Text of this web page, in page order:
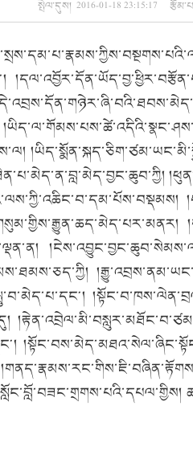
སྤེལ་དུས། 2016-01-18 23:15:17